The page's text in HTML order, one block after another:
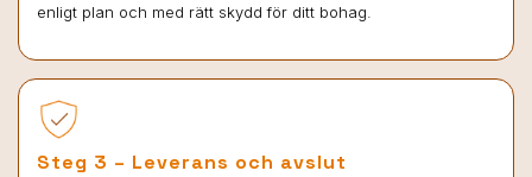
enligt plan och med rätt skydd för ditt bohag.
Steg 3 – Leverans och avslut